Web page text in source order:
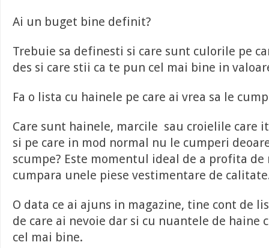
Ai un buget bine definit?
Trebuie sa definesti si care sunt culorile pe
des si care stii ca te pun cel mai bine in
Fa o lista cu hainele pe care ai vrea sa le
Care sunt hainele, marcile sau croielile care
si pe care in mod normal nu le cumperi
scumpe? Este momentul ideal de a profita
cumpara unele piese vestimentare de
O data ce ai ajuns in magazine, tine cont de
de care ai nevoie dar si cu nuantele de haine
cel mai bine.